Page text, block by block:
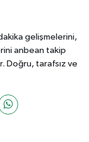
gelişmelerini,
anbean takip
Doğru, tarafsız ve